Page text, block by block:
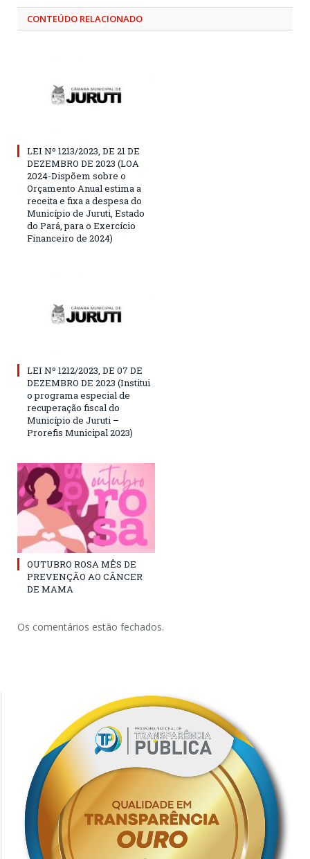
CONTEÚDO RELACIONADO
LEI Nº 1213/2023, DE 21 DE
DEZEMBRO DE 2023 (LOA
2024-Dispõem sobre o
Orçamento Anual estima a
receita e fixa a despesa do
Município de Juruti, Estado
do Pará, para o Exercício
Financeiro de 2024)
LEI Nº 1212/2023, DE 07 DE
DEZEMBRO DE 2023 (Institui
o programa especial de
recuperação fiscal do
Município de Juruti –
Prorefis Municipal 2023)
OUTUBRO ROSA MÊS DE
PREVENÇÃO AO CÂNCER
DE MAMA
Os comentários estão fechados.